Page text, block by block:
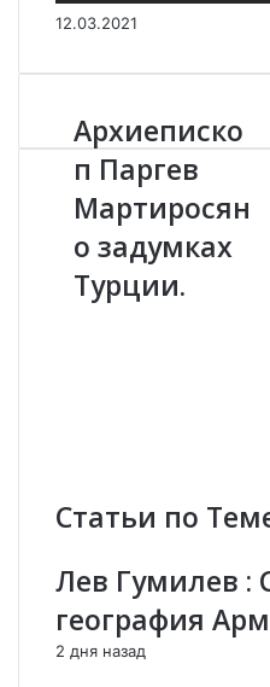
12.03.2021
А
р
х
и
е
п
и
с
в
а
т
и
Архиеписко
п Паргев
Мартиросян
о задумках
Турции.
Статьи по
Лев Гумилев :
география
2 дня назад